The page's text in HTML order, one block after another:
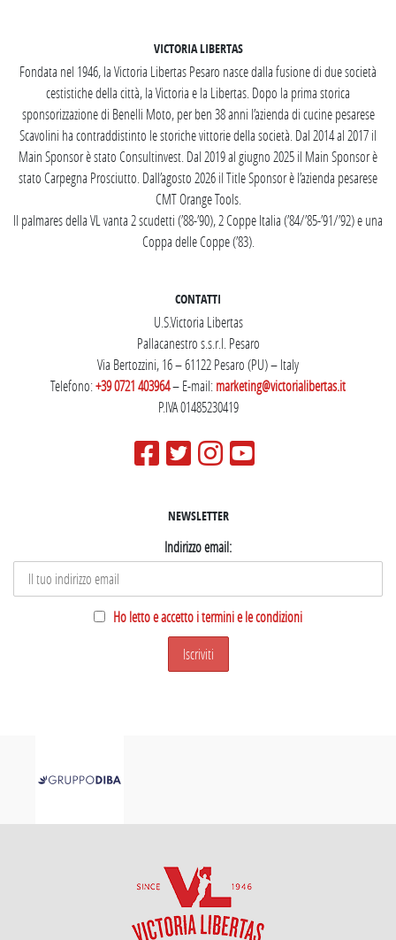
VICTORIA LIBERTAS
Fondata nel 1946, la Victoria Libertas Pesaro nasce dalla fusione di due società
cestistiche della città, la Victoria e la Libertas. Dopo la prima storica
sponsorizzazione di Benelli Moto, per ben 38 anni l’azienda di cucine pesarese
Scavolini ha contraddistinto le storiche vittorie della società. Dal 2014 al 2017 il
Main Sponsor è stato Consultinvest. Dal 2019 al giugno 2025 il Main Sponsor è
stato Carpegna Prosciutto. Dall’agosto 2026 il Title Sponsor è l’azienda pesarese
CMT Orange Tools.
Il palmares della VL vanta 2 scudetti (’88-’90), 2 Coppe Italia (’84/’85-’91/’92) e una
Coppa delle Coppe (’83).
CONTATTI
U.S.Victoria Libertas
Pallacanestro s.s.r.l. Pesaro
Via Bertozzini, 16 – 61122 Pesaro (PU) – Italy
Telefono:+39 0721 403964– E-mail:marketing@victorialibertas.it
P.IVA 01485230419
NEWSLETTER
Indirizzo email:
Ho letto e accetto i termini e le condizioni